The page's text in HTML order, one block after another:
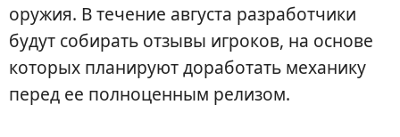
оружия. В течение августа разработчики
будут собирать отзывы игроков, на основе
которых планируют доработать механику
перед ее полноценным релизом.